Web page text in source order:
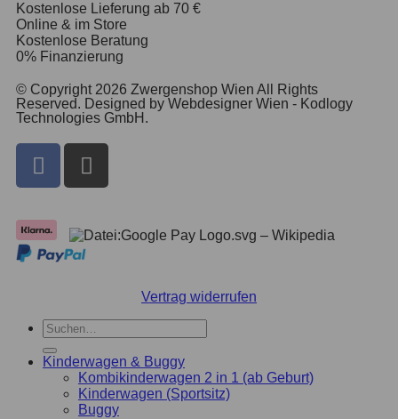
Kostenlose Lieferung ab 70 €
Online & im Store
Kostenlose Beratung
0% Finanzierung
© Copyright 2026 Zwergenshop Wien All Rights
Reserved. Designed by Webdesigner Wien - Kodlogy
Technologies GmbH.
Vertrag widerrufen
Kinderwagen & Buggy
Kombikinderwagen 2 in 1 (ab Geburt)
Kinderwagen (Sportsitz)
Buggy